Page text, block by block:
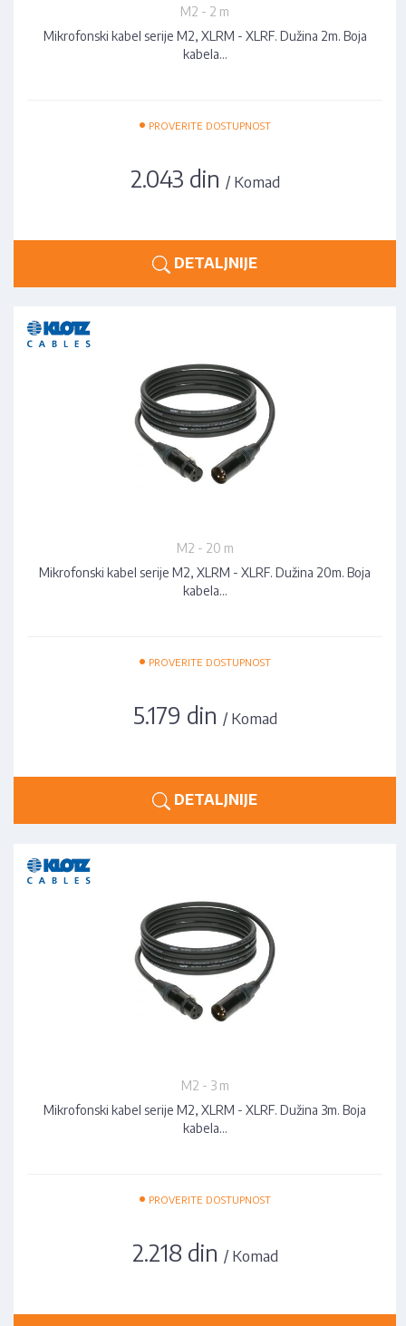
M2 - 2 m
Mikrofonski kabel serije M2, XLRM - XLRF. Dužina 2m. Boja
kabela…
• PROVERITE DOSTUPNOST
2.043 din / Komad
DETALJNIJE
M2 - 20 m
Mikrofonski kabel serije M2, XLRM - XLRF. Dužina 20m. Boja
kabela…
• PROVERITE DOSTUPNOST
5.179 din / Komad
DETALJNIJE
M2 - 3 m
Mikrofonski kabel serije M2, XLRM - XLRF. Dužina 3m. Boja
kabela…
• PROVERITE DOSTUPNOST
2.218 din / Komad